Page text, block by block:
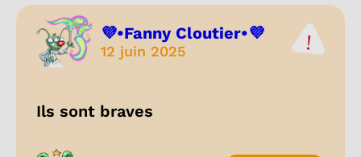
💜•Fanny Cloutier•💜
12 juin 2025
Ils sont braves